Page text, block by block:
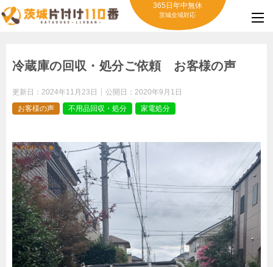
365日年中無休
茨城全域対応
冷蔵庫の回収・処分ご依頼 お客様の声
更新日： 2024年11月23日 公開日： 2020年9月1日
お客様の声
不用品回収・処分 家電処分